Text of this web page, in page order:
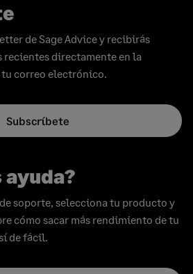
de Sage Advice y recibirás
recientes directamente en la
tu correo electrónico.
Subscríbete
soporte, selecciona tu producto y
cómo sacar más rendimiento de tu
de fácil.